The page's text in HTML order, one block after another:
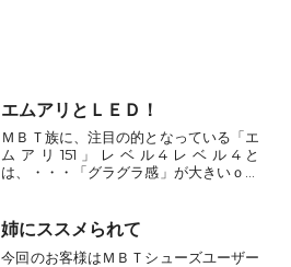
エムアリとＬＥＤ！
ＭＢＴ族に、注目の的となっている「エ
ムアリ151」レベル4レベル4と
は、・・・「グラグラ感」が大きいｏｒ
また、また、同じことを・・・。中足部
に対しＭＢＴシューズのバラン...
姉にススメられて
今回のお客様はＭＢＴシューズユーザー